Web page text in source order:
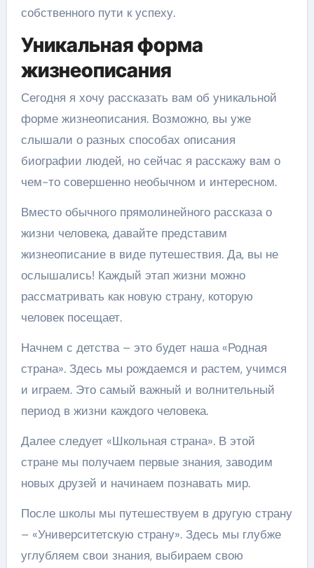
собственного пути к успеху.
Уникальная форма
жизнеописания
Сегодня я хочу рассказать вам об уникальной
форме жизнеописания. Возможно, вы уже
слышали о разных способах описания
биографии людей, но сейчас я расскажу вам о
чем-то совершенно необычном и интересном.
Вместо обычного прямолинейного рассказа о
жизни человека, давайте представим
жизнеописание в виде путешествия. Да, вы не
ослышались! Каждый этап жизни можно
рассматривать как новую страну, которую
человек посещает.
Начнем с детства – это будет наша «Родная
страна». Здесь мы рождаемся и растем, учимся
и играем. Это самый важный и волнительный
период в жизни каждого человека.
Далее следует «Школьная страна». В этой
стране мы получаем первые знания, заводим
новых друзей и начинаем познавать мир.
После школы мы путешествуем в другую страну
– «Университетскую страну». Здесь мы глубже
углубляем свои знания, выбираем свою